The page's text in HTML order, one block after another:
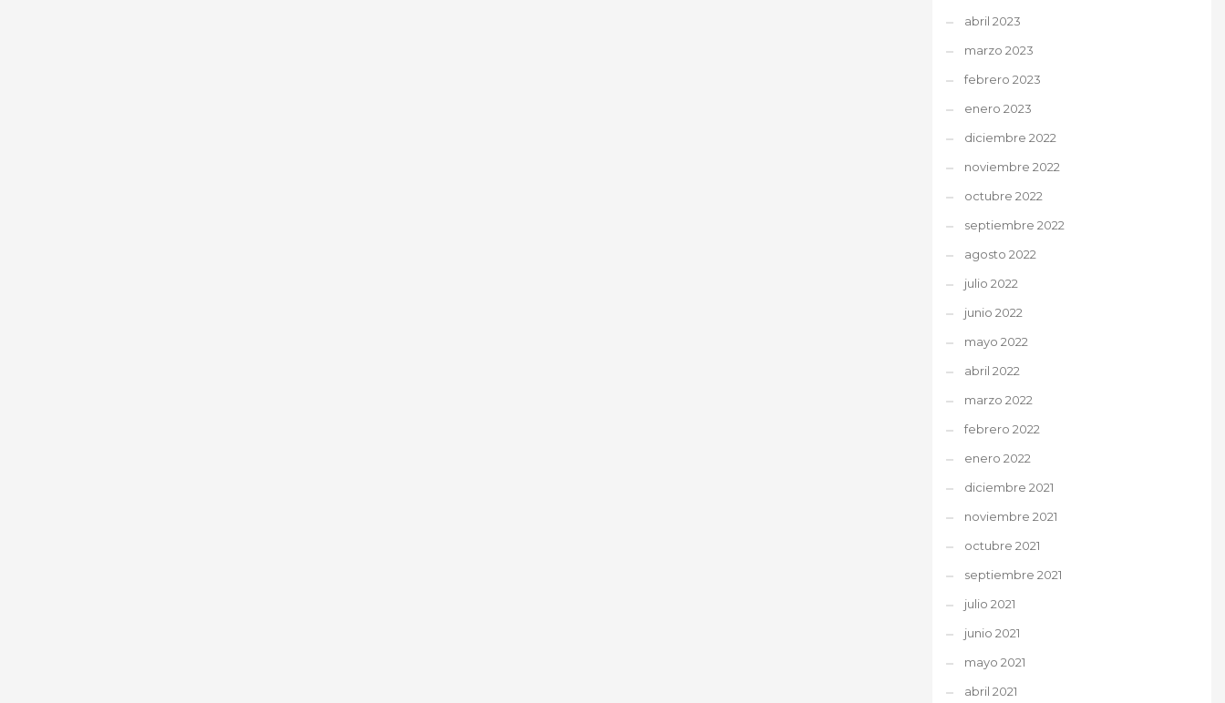
abril 2023
marzo 2023
febrero 2023
enero 2023
diciembre 2022
noviembre 2022
octubre 2022
septiembre 2022
agosto 2022
julio 2022
junio 2022
mayo 2022
abril 2022
marzo 2022
febrero 2022
enero 2022
diciembre 2021
noviembre 2021
octubre 2021
septiembre 2021
julio 2021
junio 2021
mayo 2021
abril 2021